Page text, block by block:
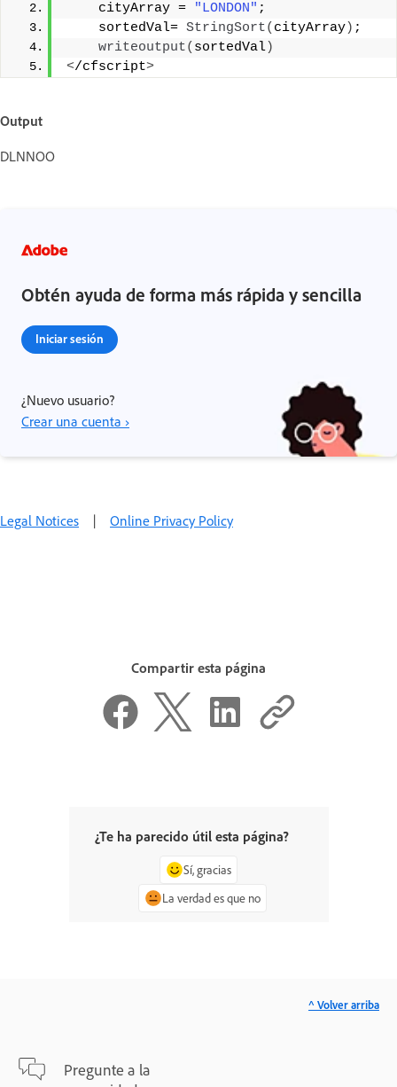
    cityArray =
"LONDON" ;
    sortedVal=
StringSort( cityArray) ;
writeoutput( sortedVal)
</cfscript>
Output
DLNNOO
Obtén ayuda de forma más rápida y sencilla
Iniciar sesión
¿Nuevo usuario?
Crear una cuenta ›
Legal Notices | Online Privacy Policy
Compartir esta página
¿Te ha parecido útil esta página?
Sí, gracias
La verdad es que no
Pregunte a la
^ Volver arriba